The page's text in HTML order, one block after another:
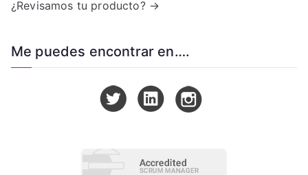
¿Revisamos tu producto? →
Me puedes encontrar en….